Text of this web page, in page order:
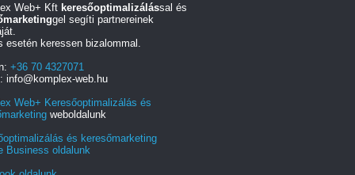
Web+ Kft keresőoptimalizálással és
gel segíti partnereinek
esetén keressen bizalommal.
+36 70 4327071
info@komplex-web.hu
Web+ Keresőoptimalizálás és
weboldalunk
és keresőmarketing
Business oldalunk